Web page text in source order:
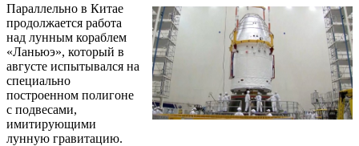
Параллельно в Китае
продолжается работа
над лунным кораблем
«Ланьюэ», который в
августе испытывался на
специально
построенном полигоне
с подвесами,
имитирующими
лунную гравитацию.